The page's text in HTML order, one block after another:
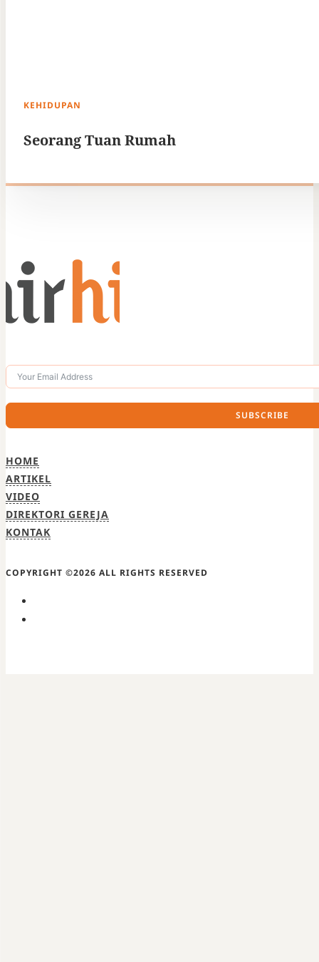
KEHIDUPAN
Seorang Tuan Rumah
SUBSCRIBE
HOME
ARTIKEL
VIDEO
DIREKTORI GEREJA
KONTAK
COPYRIGHT ©2026 ALL RIGHTS RESERVED